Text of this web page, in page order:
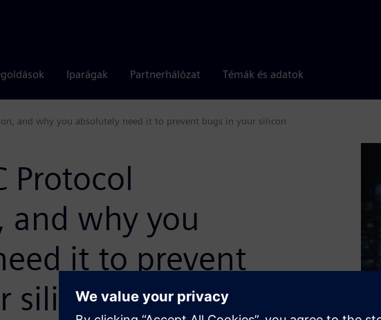
Iparágak Partnerhálózat Témák és adatok
and why you absolutely need it to prevent bugs in your silicon
Protocol
and why you
it to prevent
silicon